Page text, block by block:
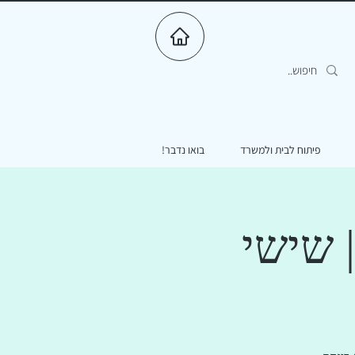
פיתוח לבית ולמשרד בואו נדבר!
שישי